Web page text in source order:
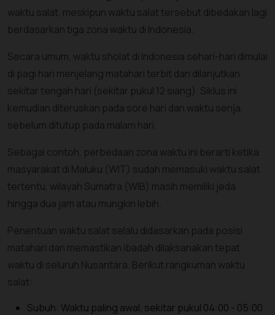
waktu salat, meskipun waktu salat tersebut dibedakan lagi
berdasarkan tiga zona waktu di Indonesia.
Secara umum, waktu sholat di Indonesia sehari-hari dimulai
di pagi hari menjelang matahari terbit dan dilanjutkan
sekitar tengah hari (sekitar pukul 12 siang). Siklus ini
kemudian diteruskan pada sore hari dan waktu senja,
sebelum ditutup pada malam hari.
Sebagai contoh, perbedaan zona waktu ini berarti ketika
masyarakat di Maluku (WIT) sudah memasuki waktu salat
tertentu, wilayah Sumatra (WIB) masih memiliki jeda
hingga dua jam atau mungkin lebih.
Penentuan waktu salat selalu didasarkan pada posisi
matahari dan memastikan ibadah dilaksanakan tepat
waktu di seluruh Nusantara. Berikut rangkuman waktu
salat:
Subuh: Waktu paling awal, sekitar pukul 04:00 - 05:00